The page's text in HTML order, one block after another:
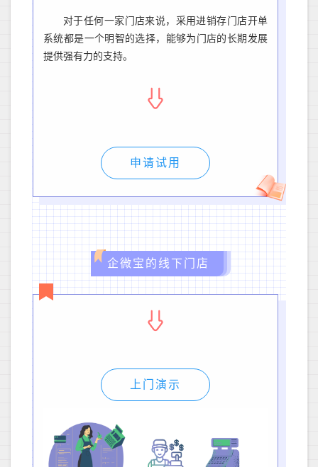
对于任何一家门店来说，采用进销存门店开单
系统都是一个明智的选择，能够为门店的长期发展
提供强有力的支持。
申请试用
企微宝的线下门店
上门演示